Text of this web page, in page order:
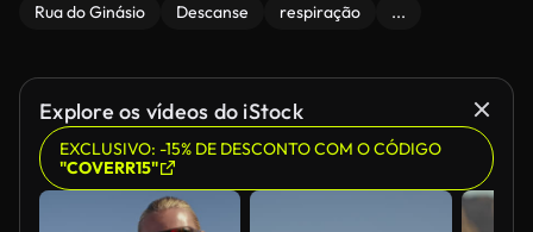
Rua do Ginásio Descanse respiração ...
Explore os vídeos do iStock
EXCLUSIVO: -15% DE DESCONTO COM O CÓDIGO
"COVERR15"